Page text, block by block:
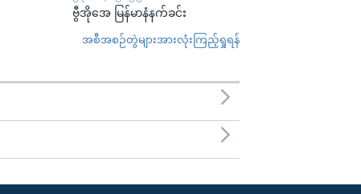
ဗွီအိုအေ မြန်မာနံနက်ခင်း
အစီအစဉ်တွဲများအားလုံးကြည့်ရှုရန်